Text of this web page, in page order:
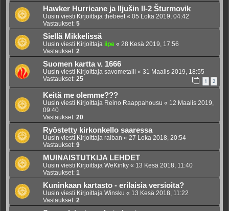
Hawker Hurricane ja Iljušin Il-2 Šturmovik
Uusin viesti Kirjoittaja thebeet « 05 Loka 2019, 04:42
Vastaukset: 5
Siellä Mikkelissä
Uusin viesti Kirjoittaja iipe « 28 Kesä 2019, 17:56
Vastaukset: 2
Suomen kartta v. 1666
Uusin viesti Kirjoittaja savometalli « 31 Maalis 2019, 18:55
Vastaukset: 25 1 2
Keitä me olemme???
Uusin viesti Kirjoittaja Reino Raappahousu « 12 Maalis 2019,
09:40
Vastaukset: 20
Ryöstetty kirkonkello saaressa
Uusin viesti Kirjoittaja raiban « 27 Loka 2018, 20:54
Vastaukset: 9
MUINAISTUTKIJA LEHDET
Uusin viesti Kirjoittaja WeKinky « 13 Kesä 2018, 11:40
Vastaukset: 1
Kuninkaan kartasto - erilaisia versioita?
Uusin viesti Kirjoittaja Winsku « 13 Kesä 2018, 11:22
Vastaukset: 2